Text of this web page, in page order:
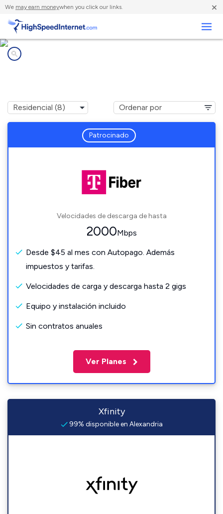
We may earn moneywhen you click our links. ×
Patrocinado
Velocidades de descarga de hasta
2000Mbps
Desde $45 al mes con Autopago. Además
impuestos y tarifas.
Velocidades de carga y descarga hasta 2 gigs
Equipo y instalación incluido
Sin contratos anuales
Ver Planes
Xfinity
99% disponible en Alexandria